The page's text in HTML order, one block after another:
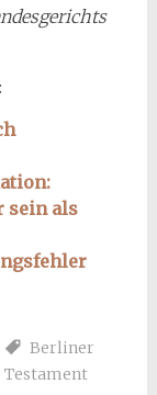
sein als
Berliner
Testament